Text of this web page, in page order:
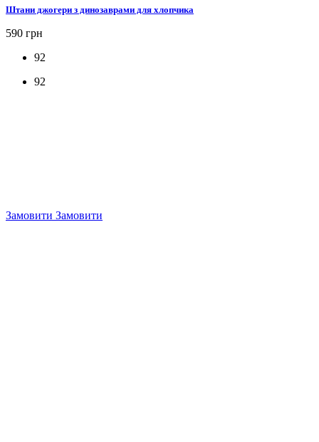
Штани джогери з динозаврами для хлопчика
590 грн
92
92
Замовити Замовити